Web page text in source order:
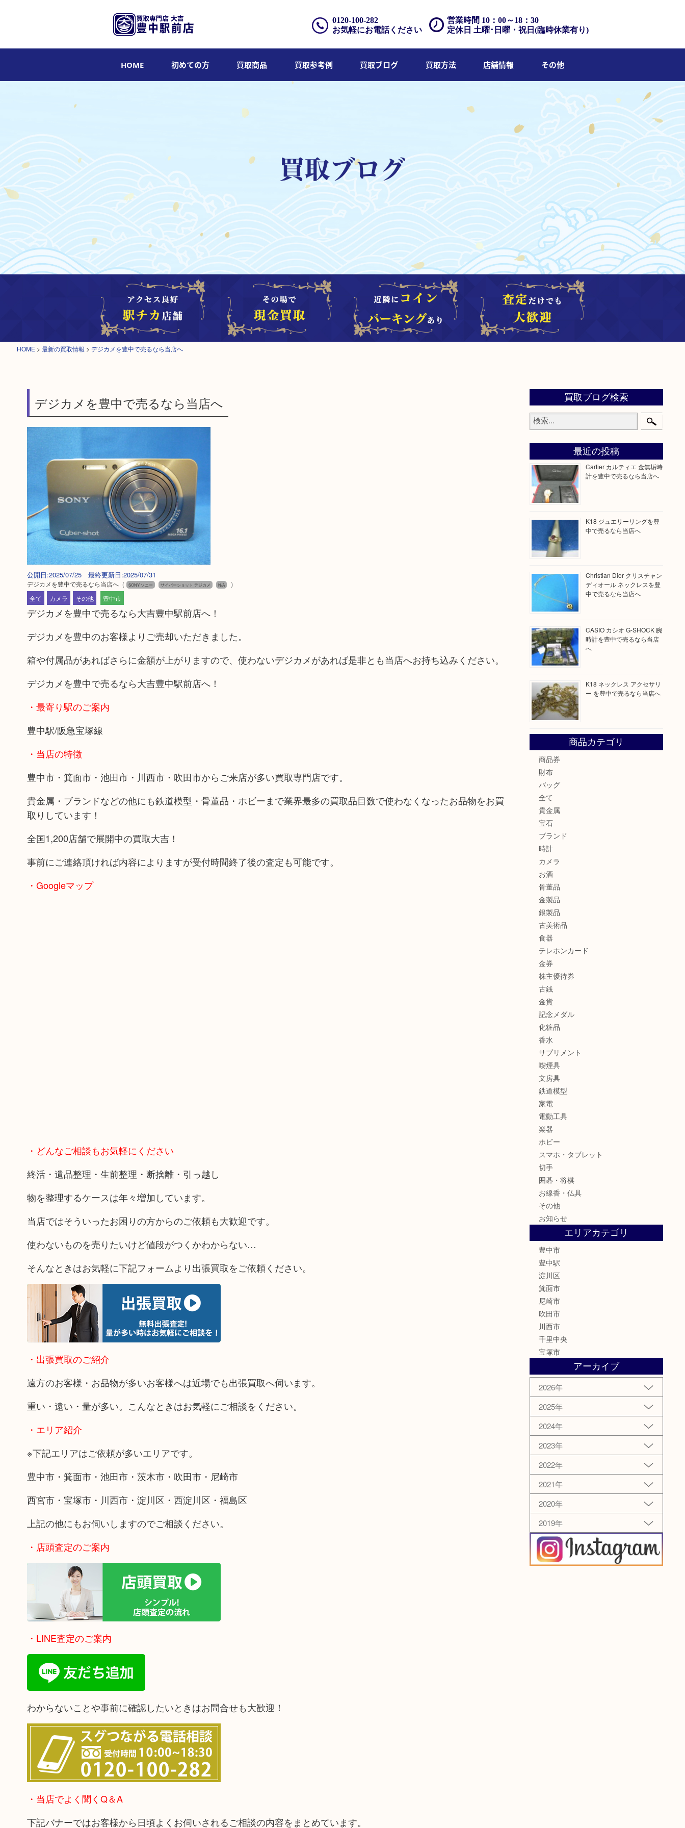
営業時間 10：00～18：30
定休日 土曜･日曜・祝日(臨時休業有り)
0120-100-282
お気軽にお電話ください
HOME 初めての方 買取商品 買取参考例 買取ブログ 買取方法 店舗情報 その他
HOME > 最新の買取情報 > デジカメを豊中で売るなら当店へ
デジカメを豊中で売るなら当店へ
公開日:2025/07/25 最終更新日:2025/07/31
デジカメを豊中で売るなら当店へ（ SONY ソニー サイバーショット デジカメ N/A
）
全て
カメラ その他 豊中市
デジカメを豊中で売るなら大吉豊中駅前店へ！
デジカメを豊中のお客様よりご売却いただきました。
箱や付属品があればさらに金額が上がりますので、使わないデジカメがあれば是非とも当店へお持ち込みください。
デジカメを豊中で売るなら大吉豊中駅前店へ！
・最寄り駅のご案内
豊中駅/阪急宝塚線
・当店の特徴
豊中市・箕面市・池田市・川西市・吹田市からご来店が多い買取専門店です。
貴金属・ブランドなどの他にも鉄道模型・骨董品・ホビーまで業界最多の買取品目数で使わなくなったお品物をお買
取りしています！
全国1,200店舗で展開中の買取大吉！
事前にご連絡頂ければ内容によりますが受付時間終了後の査定も可能です。
・Googleマップ
・どんなご相談もお気軽にください
終活・遺品整理・生前整理・断捨離・引っ越し
物を整理するケースは年々増加しています。
当店ではそういったお困りの方からのご依頼も大歓迎です。
使わないものを売りたいけど値段がつくかわからない…
そんなときはお気軽に下記フォームより出張買取をご依頼ください。
・出張買取のご紹介
遠方のお客様・お品物が多いお客様へは近場でも出張買取へ伺います。
重い・遠い・量が多い。こんなときはお気軽にご相談をください。
・エリア紹介
※下記エリアはご依頼が多いエリアです。
豊中市・箕面市・池田市・茨木市・吹田市・尼崎市
西宮市・宝塚市・川西市・淀川区・西淀川区・福島区
上記の他にもお伺いしますのでご相談ください。
・店頭査定のご案内
・LINE査定のご案内
わからないことや事前に確認したいときはお問合せも大歓迎！
・当店でよく聞くQ＆A
下記バナーではお客様から日頃よくお伺いされるご相談の内容をまとめています。
買取ブログ検索
最近の投稿
Cartier カルティエ 金無垢時
計を豊中で売るなら当店へ
K18 ジュエリーリングを豊
中で売るなら当店へ
Christian Dior クリスチャン
ディオール ネックレスを豊
中で売るなら当店へ
CASIO カシオ G-SHOCK 腕
時計を豊中で売るなら当店
へ
K18 ネックレス アクセサリ
ー を豊中で売るなら当店へ
商品カテゴリ
商品券
財布
バッグ
全て
貴金属
宝石
ブランド
時計
カメラ
お酒
骨董品
金製品
銀製品
古美術品
食器
テレホンカード
金券
株主優待券
古銭
金貨
記念メダル
化粧品
香水
サプリメント
喫煙具
文房具
鉄道模型
家電
電動工具
楽器
ホビー
スマホ・タブレット
切手
囲碁・将棋
お線香・仏具
その他
お知らせ
エリアカテゴリ
豊中市
豊中駅
淀川区
箕面市
尼崎市
吹田市
川西市
千里中央
宝塚市
アーカイブ
2026年
2025年
2024年
2023年
2022年
2021年
2020年
2019年